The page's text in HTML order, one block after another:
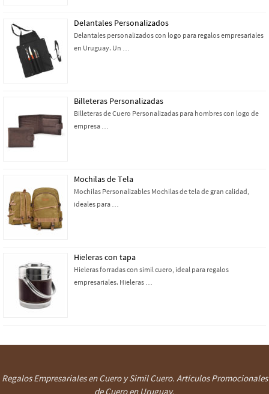
Delantales Personalizados
Delantales personalizados con logo para regalos empresariales
en Uruguay. Un …
Billeteras Personalizadas
Billeteras de Cuero Personalizadas para hombres con logo de
empresa …
Mochilas de Tela
Mochilas Personalizables Mochilas de tela de gran calidad,
ideales para …
Hieleras con tapa
Hieleras forradas con simil cuero, ideal para regalos
empresariales. Hieleras …
Regalos Empresariales en Cuero y Simil Cuero. Artículos Promocionales
de Cuero en Uruguay.